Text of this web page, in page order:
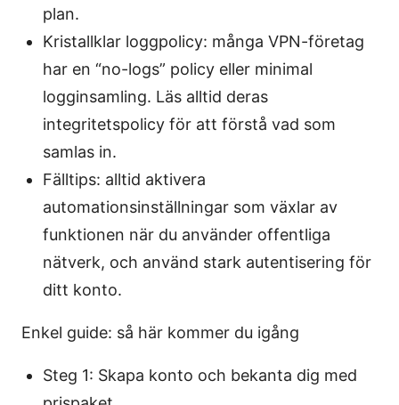
plan.
Kristallklar loggpolicy: många VPN-företag
har en “no-logs” policy eller minimal
logginsamling. Läs alltid deras
integritetspolicy för att förstå vad som
samlas in.
Fälltips: alltid aktivera
automationsinställningar som växlar av
funktionen när du använder offentliga
nätverk, och använd stark autentisering för
ditt konto.
Enkel guide: så här kommer du igång
Steg 1: Skapa konto och bekanta dig med